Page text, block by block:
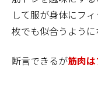
して服が身体にフ
枚でも似合うように
断言できるが筋肉は